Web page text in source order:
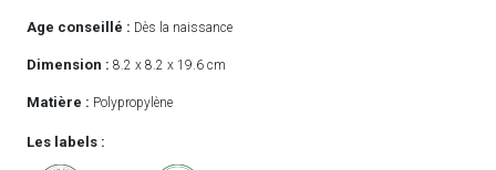
Age conseillé : Dès la naissance
Dimension : 8.2 x 8.2 x 19.6 cm
Matière : Polypropylène
Les labels :